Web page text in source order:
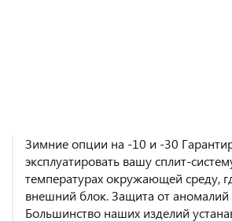
Зимние опции на -10 и -30
эксплуатировать вашу сплит-
температурах окружающей среду,
внешний блок. Защита от
Большинство наших изделий